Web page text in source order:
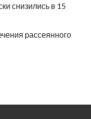
снизились в 15
рассеянного